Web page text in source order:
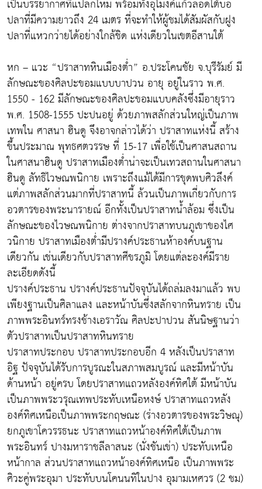
เป็นบรรยากาศที่แปลกใหม่ พร้อมทั้งอุโมงค์แก้วลอดใต้บ่อ
ปลาที่มีความยาวถึง 24 เมตร ที่จะทำให้ผู้ชมได้สัมผัสกับฝูง
ปลาที่แหวกว่ายได้อย่างใกล้ชิด แห่งเดียวในเขตอีสานใต้
หก – แวะ “ปราสาทหินเมืองต่ำ” อ.ประโคนชัย จ.บุรีรัมย์ มี
ลักษณะของศิลปะขอมแบบบาปวน อายุ อยู่ในราว พ.ศ.
1550 - 162 มีลักษณะของศิลปะขอมแบบคลังซึ่งมีอายุราว
พ.ศ. 1508-1555 ปะปนอยู่ ด้วยภาพสลักส่วนใหญ่เป็นภาพ
เทพใน ศาสนา ฮินดู จึงอาจกล่าวได้ว่า ปราสาทแห่งนี้ สร้าง
ขึ้นประมาณ พุทธศตวรรษ ที่ 15-17 เพื่อใช้เป็นศาสนสถาน
ในศาสนาฮินดู ปราสาทเมืองต่ำน่าจะเป็นเทวสถานในศาสนา
ฮินดู ลัทธิไวษณพนิกาย เพราะถึงแม้ได้มีการขุดพบศิวลึงค์
แต่ภาพสลักส่วนมากที่ปราสาทนี้ ล้วนเป็นภาพเกี่ยวกับการ
อวตารของพระนารายณ์ อีกทั้งเป็นปราสาทน้ำล้อม ซึ่งเป็น
ลักษณะของไวษณพนิกาย ต่างจากปราสาทบนภูเขาของไศ
วนิกาย ปราสาทเมืองต่ำมีปรางค์ประธานห้าองค์บนฐาน
เดียวกัน เช่นเดียวกับปราสาทศีขรภูมิ โดยแต่ละองค์มีราย
ละเอียดดังนี้
ปรางค์ประธาน ปรางค์ประธานปัจจุบันได้ถล่มลงมาแล้ว พบ
เพียงฐานเป็นศิลาแลง และหน้าบันซึ่งสลักจากหินทราย เป็น
ภาพพระอินทร์ทรงช้างเอราวัณ ศิลปะปาปวน สันนิษฐานว่า
ตัวปราสาทเป็นปราสาทหินทราย
ปราสาทประกอบ ปราสาทประกอบอีก 4 หลังเป็นปราสาท
อิฐ ปัจจุบันได้รับการบูรณะในสภาพสมบูรณ์ และมีหน้าบัน
ด้านหน้า อยู่ครบ โดยปราสาทแถวหลังองค์ทิศใต้ มีหน้าบัน
เป็นภาพพระวรุณเทพประทับเหนือหงษ์ ปราสาทแถวหลัง
องค์ทิศเหนือเป็นภาพพระกฤษณะ (ร่างอวตารของพระวิษณุ)
ยกภูเขาโควรรธนะ ปราสาทแถวหน้าองค์ทิศใต้เป็นภาพ
พระอินทร์ ปางมหาราชลีลาสนะ (นั่งชันเข่า) ประทับเหนือ
หน้ากาล ส่วนปราสาทแถวหน้าองค์ทิศเหนือ เป็นภาพพระ
ศิวะคู่พระอุมา ประทับบนโคนนทิในปาง อุมามเหศวร (2 ชม)